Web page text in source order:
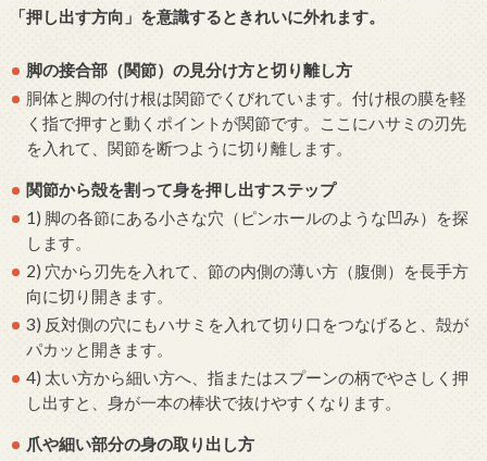
「押し出す方向」を意識するときれいに外れます。
脚の接合部（関節）の見分け方と切り離し方
胴体と脚の付け根は関節でくびれています。付け根の膜を軽
く指で押すと動くポイントが関節です。ここにハサミの刃先
を入れて、関節を断つように切り離します。
関節から殻を割って身を押し出すステップ
1) 脚の各節にある小さな穴（ピンホールのような凹み）を探
します。
2) 穴から刃先を入れて、節の内側の薄い方（腹側）を長手方
向に切り開きます。
3) 反対側の穴にもハサミを入れて切り口をつなげると、殻が
パカッと開きます。
4) 太い方から細い方へ、指またはスプーンの柄でやさしく押
し出すと、身が一本の棒状で抜けやすくなります。
爪や細い部分の身の取り出し方